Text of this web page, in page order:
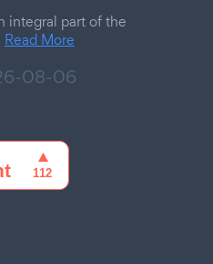
integral part of the
Read More
08-06